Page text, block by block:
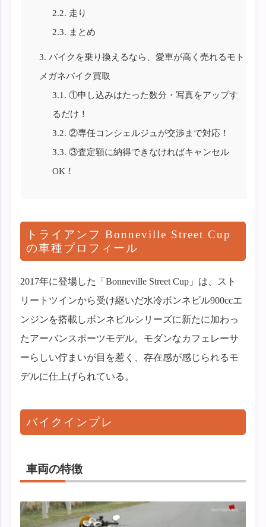
2.2. 走り
2.3. まとめ
3. バイクを乗り換えるなら、愛車が高く売れるモト
メガネバイク買取
3.1. ①申し込みはたった数分・写真をアップす
るだけ！
3.2. ②専任コンシェルジュが交渉まで対応！
3.3. ③査定額に納得できなければキャンセル
OK！
トライアンフ Bonneville Street Cup
の車種プロフィール
2017年に登場した「Bonneville Street Cup」は、スト
リートツインから受け継いだ水冷ボンネビル900ccエ
ンジンを搭載しボンネビルシリーズに新たに加わっ
たアーバンスポーツモデル。モダンなカフェレーサ
ーらしい佇まいが目を惹く、存在感が感じられるモ
デルに仕上げられている。
バイクインプレ
車両の特徴